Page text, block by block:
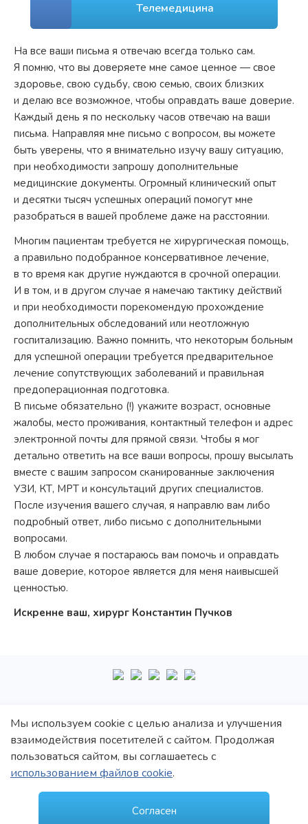
Мы используем cookie с целью анализа и улучшения
взаимодействия посетителей с сайтом. Продолжая
пользоваться сайтом, вы соглашаетесь с
использованием файлов cookie.
Согласен
Телемедицина
На все ваши письма я отвечаю всегда только сам.
Я помню, что вы доверяете мне самое ценное — свое
здоровье, свою судьбу, свою семью, своих близких
и делаю все возможное, чтобы оправдать ваше доверие.
Каждый день я по нескольку часов отвечаю на ваши
письма. Направляя мне письмо с вопросом, вы можете
быть уверены, что я внимательно изучу вашу ситуацию,
при необходимости запрошу дополнительные
медицинские документы. Огромный клинический опыт
и десятки тысяч успешных операций помогут мне
разобраться в вашей проблеме даже на расстоянии.
Многим пациентам требуется не хирургическая помощь,
а правильно подобранное консервативное лечение,
в то время как другие нуждаются в срочной операции.
И в том, и в другом случае я намечаю тактику действий
и при необходимости порекомендую прохождение
дополнительных обследований или неотложную
госпитализацию. Важно помнить, что некоторым больным
для успешной операции требуется предварительное
лечение сопутствующих заболеваний и правильная
предоперационная подготовка.
В письме обязательно (!) укажите возраст, основные
жалобы, место проживания, контактный телефон и адрес
электронной почты для прямой связи. Чтобы я мог
детально ответить на все ваши вопросы, прошу высылать
вместе с вашим запросом сканированные заключения
УЗИ, КТ, МРТ и консультаций других специалистов.
После изучения вашего случая, я направлю вам либо
подробный ответ, либо письмо с дополнительными
вопросами.
В любом случае я постараюсь вам помочь и оправдать
ваше доверие, которое является для меня наивысшей
ценностью.
Искренне ваш, хирург Константин Пучков
ООО «Новые технологии Плюс»
+7 495 222-10-87
Политика обработки персональных данных
Политика конфиденциальности
Пользовательское соглашение